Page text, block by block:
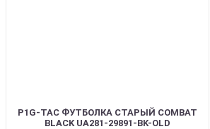
P1G-TAC ФУТБОЛКА СТАРЫЙ COMBAT
BLACK UA281-29891-BK-OLD